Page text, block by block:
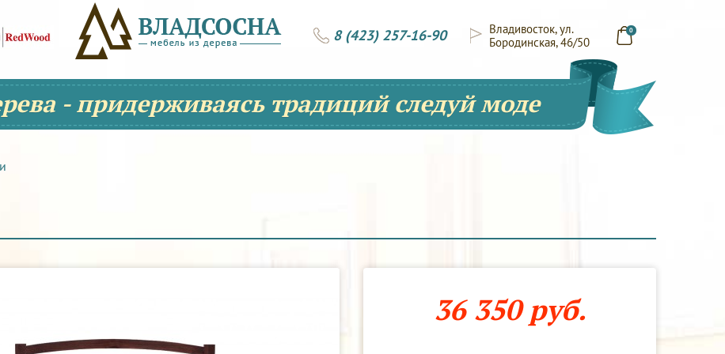
0
Владивосток, ул.
Бородинская, 46/50
8 (423) 257-16-90
- придерживаясь традиций следуй моде
36 350 руб.